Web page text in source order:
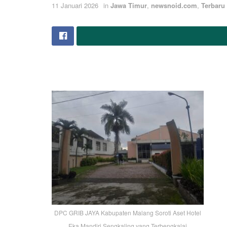
11 Januari 2026 in Jawa Timur, newsnoid.com, Terbaru
DPC GRIB JAYA Kabupaten Malang Soroti Aset Hotel